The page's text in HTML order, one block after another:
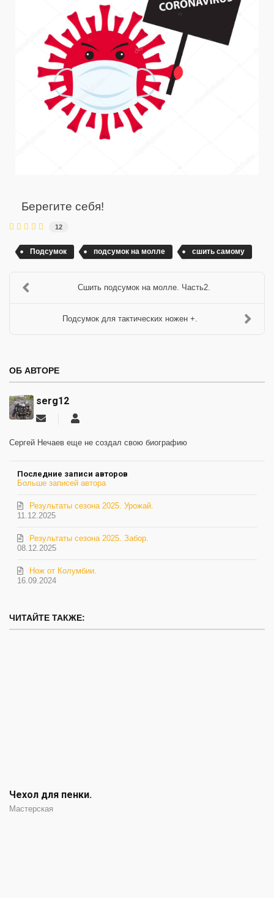
Берегите себя!
12
Подсумок подсумок на молле сшить самому
Сшить подсумок на молле. Часть2.
Подсумок для тактических ножен +.
ОБ АВТОРЕ
serg12
Подписаться
обновление
Сергей Нечаев еще не создал свою биографию
Последние записи авторов
Больше записей автора
11.12.2025
Результаты сезона 2025. Урожай.
08.12.2025
Результаты сезона 2025. Забор.
16.09.2024
Нож от Колумбии.
ЧИТАЙТЕ ТАКЖЕ:
Чехол для пенки.
Мастерская